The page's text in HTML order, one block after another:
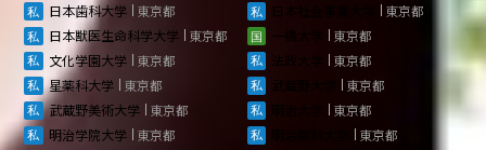
日本歯科大学
東京都 日本社会事業大学
東京都
日本獣医生命科学大学
東京都 一橋大学
東京都
文化学園大学
東京都 法政大学
東京都
星薬科大学
東京都 武蔵野大学
東京都
武蔵野美術大学
東京都 明治大学
東京都
明治学院大学
東京都
東京都